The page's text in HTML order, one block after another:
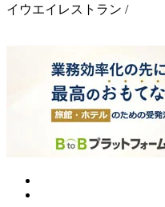
イウエイレストラン /